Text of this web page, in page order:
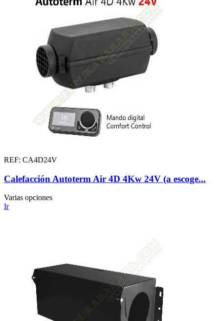
REF: CA4D24V
Calefacción Autoterm Air 4D 4Kw 24V (a escoge...
Varias opciones
Ir